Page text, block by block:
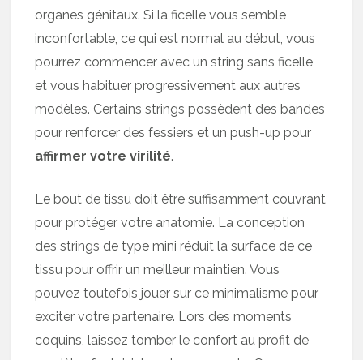
organes génitaux. Si la ficelle vous semble
inconfortable, ce qui est normal au début, vous
pourrez commencer avec un string sans ficelle
et vous habituer progressivement aux autres
modèles. Certains strings possèdent des bandes
pour renforcer des fessiers et un push-up pour
affirmer votre virilité.
Le bout de tissu doit être suffisamment couvrant
pour protéger votre anatomie. La conception
des strings de type mini réduit la surface de ce
tissu pour offrir un meilleur maintien. Vous
pouvez toutefois jouer sur ce minimalisme pour
exciter votre partenaire. Lors des moments
coquins, laissez tomber le confort au profit de